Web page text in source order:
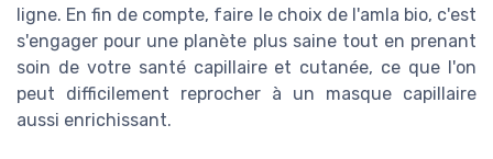
ligne. En fin de compte, faire le choix de l'amla bio, c'est
s'engager pour une planète plus saine tout en prenant
soin de votre santé capillaire et cutanée, ce que l'on
peut difficilement reprocher à un masque capillaire
aussi enrichissant.